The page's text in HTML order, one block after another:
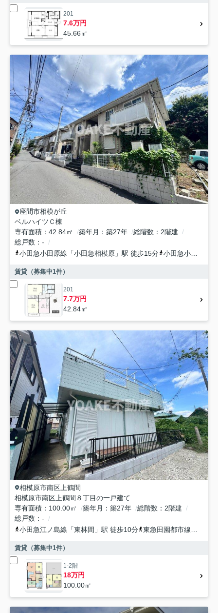
201
7.6万円
45.66㎡
座間市相模が丘
ベルハイツＣ棟
専有面積
42.84㎡ 築年月 築27年 総階数
2階建
総戸数
-
小田急小田原線 「小田急相模原 」駅 徒歩15分 小田急小田原線
賃貸（募集中1件）
201
7.7万円
42.84㎡
相模原市南区 上鶴間
相模原市南区上鶴間８丁目の一戸建て
専有面積
100.00㎡ 築年月 築27年 総階数
2階建
総戸数
-
小田急江ノ島線 「東林間 」駅 徒歩10分 東急田園都市線
賃貸（募集中1件）
1-2階
18万円
100.00㎡